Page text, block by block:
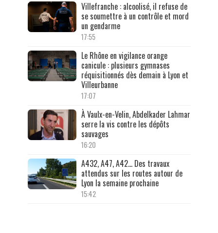
Villefranche : alcoolisé, il refuse de
se soumettre à un contrôle et mord
un gendarme
17:55
Le Rhône en vigilance orange
canicule : plusieurs gymnases
réquisitionnés dès demain à Lyon et
Villeurbanne
17:07
À Vaulx-en-Velin, Abdelkader Lahmar
serre la vis contre les dépôts
sauvages
16:20
A432, A47, A42… Des travaux
attendus sur les routes autour de
Lyon la semaine prochaine
15:42